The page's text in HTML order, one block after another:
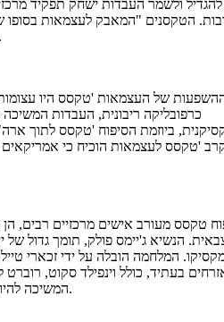
להגדיל ולשמר העבדות ישחק תפקיד
הטקסנים "המאבק לעצמאות בסופו
הברית-מקסיקו בשנת 1845.
של העצמאות 'טקסס היו
כרפובליקה ריבונית, העבדות
ביוזמת הסיפוח 'טקסס לתוך
'טקסס לעצמאות הוכיח כי אמריקאים
טקסס מעורב אישים מרכזיים רבים, הן
הנשיא ג'יימס פולק, תומך גדול
המלחמה הובלה על ידי זכארי
בעתיד, כולל וינפילד סקוט, רוברט
המשיכה להיות בהנהגת הגנרל סנטה אנה.